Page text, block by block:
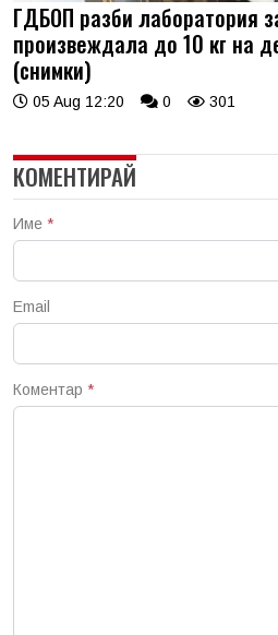
ГДБОП разби лаборатория
произвеждала до 10 кг на
(снимки)
05 Aug 12:20 0 301
КОМЕНТИРАЙ
Име *
Email
Коментар *